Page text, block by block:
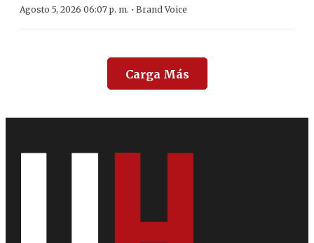
Agosto 5, 2026 06:07 p. m. · Brand Voice
Carga Más